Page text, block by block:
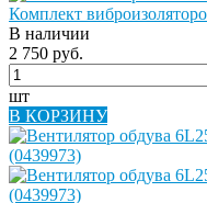
Комплект
В наличии
2 750 руб.
шт
В КОРЗИНУ